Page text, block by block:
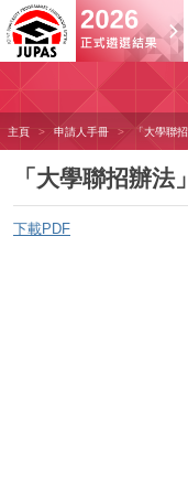
主頁 申請人手冊 「大學聯
「大學聯招辦
下載PDF